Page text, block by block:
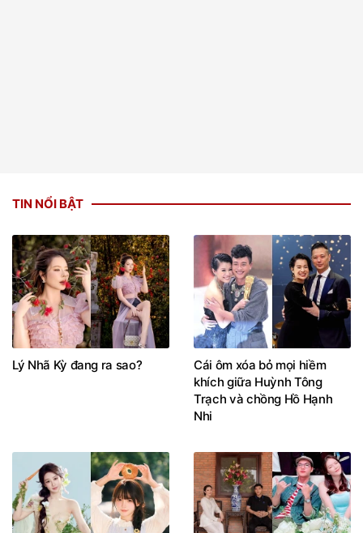
TIN NỔI BẬT
Lý Nhã Kỳ đang ra sao?
Cái ôm xóa bỏ mọi hiềm
khích giữa Huỳnh Tông
Trạch và chồng Hồ Hạnh
Nhi